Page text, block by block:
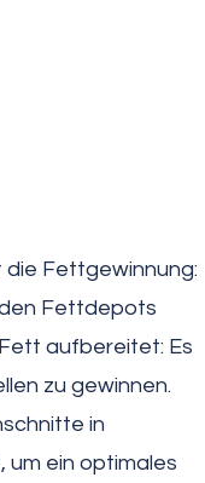
die Fettgewinnung:
Fettdepots
aufbereitet: Es
zu gewinnen.
in
um ein optimales